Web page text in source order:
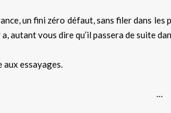
un fini zéro défaut, sans filer dans
autant vous dire qu’il passera de suite
essayages.
…